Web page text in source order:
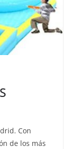
Con
de los más